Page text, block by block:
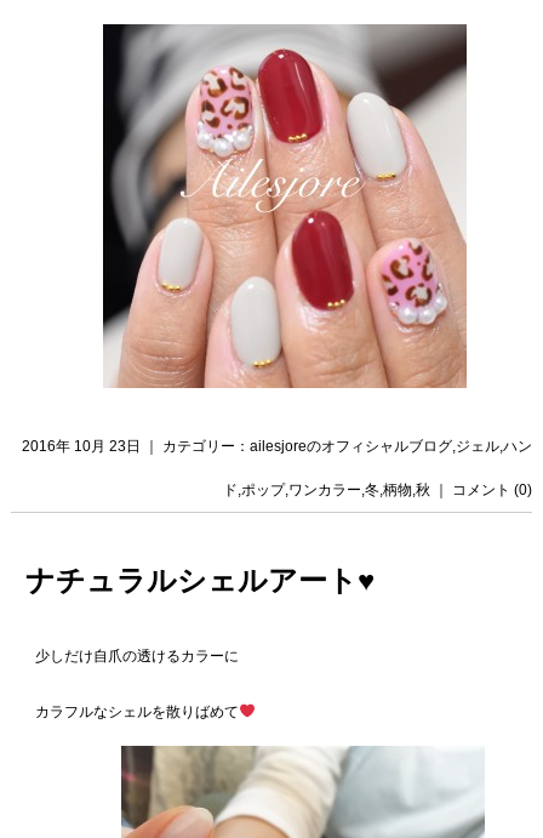
2016年 10月 23日 ｜ カテゴリー：ailesjoreのオフィシャルブログ,ジェル,ハン
ド,ポップ,ワンカラー,冬,柄物,秋 コメント (0)
ナチュラルシェルアート♥️
少しだけ自爪の透けるカラーに
カラフルなシェルを散りばめて